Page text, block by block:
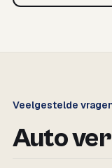
Veelgestelde
Auto